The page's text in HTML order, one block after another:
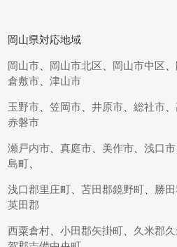
岡山県対応地域
岡山市 岡山市北区 岡山市中区
倉敷市 、津山市
玉野市 、笠岡市 、井原市 、総社市 、
赤磐市
瀬戸内市 、真庭市 美作市 、浅口市
島町
浅口郡里庄町 、苫田郡鏡野町 勝
英田郡
西粟倉村 、小田郡矢掛町 久米郡